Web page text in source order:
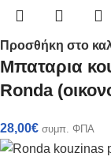
Προσθήκη στο
Mπαταρια
Ronda
28,00€ συμπ. ΦΠΑ